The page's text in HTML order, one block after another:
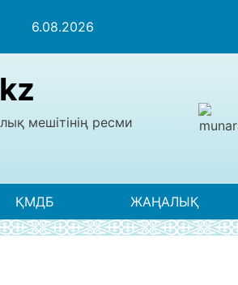
6.08.2026
мешітінің ресми
ҚМДБ ЖАҢАЛЫҚ